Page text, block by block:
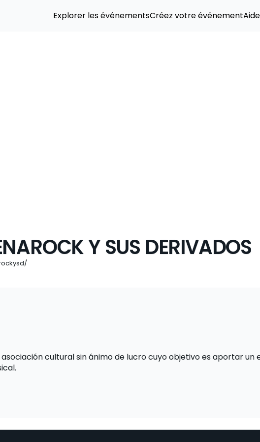
Explorer les événementsCréez votre événementAide
Y SUS DERIVADOS
asociación cultural sin ánimo de lucro cuyo objetivo es aportar